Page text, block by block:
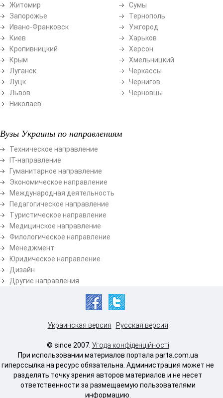
Житомир
Запорожье
Ивано-Франковск
Киев
Кропивницкий
Крым
Луганск
Луцк
Львов
Николаев
Сумы
Тернополь
Ужгород
Харьков
Херсон
Хмельницкий
Черкассы
Чернигов
Черновцы
Вузы Украины по направлениям
Техническое направление
ІТ-направление
Гуманитарное направление
Экономическое направление
Международная деятельность
Педагогическое направление
Туристическое направление
Медицинское направление
Филологическое направление
Менеджмент
Юридическое направление
Дизайн
Другие направления
Украинская версия Русская версия
© since 2007. Угода конфіденційності
При использовании материалов портала parta.com.ua
гиперссылка на ресурс обязательна. Администрация может не
разделять точку зрения авторов материалов и не несет
ответственности за размещаемую пользователями
информацию.